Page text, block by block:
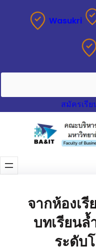
Wasukri
สมัครเรี
จากห้องเ
บทเรียนล้
ระดับ